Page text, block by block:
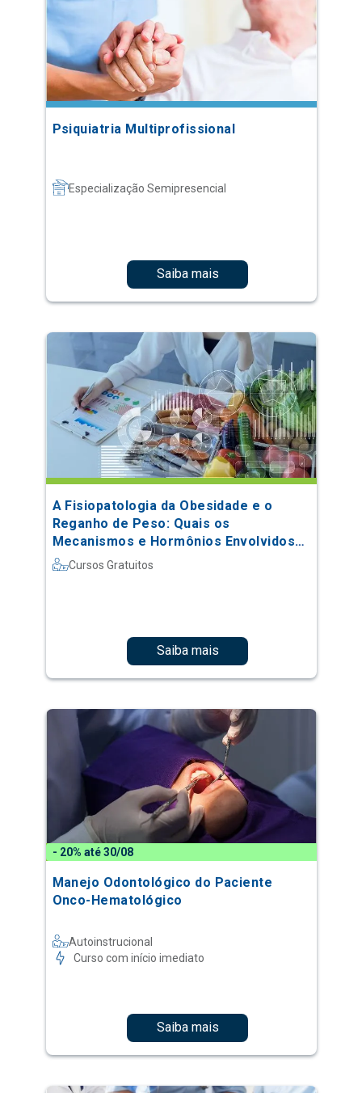
Psiquiatria Multiprofissional
Especialização Semipresencial
Saiba mais
A Fisiopatologia da Obesidade e o
Reganho de Peso: Quais os
Mecanismos e Hormônios Envolvidos
no Processo
Cursos Gratuitos
Saiba mais
- 20% até 30/08
Manejo Odontológico do Paciente
Onco-Hematológico
Autoinstrucional
Curso com início imediato
Saiba mais